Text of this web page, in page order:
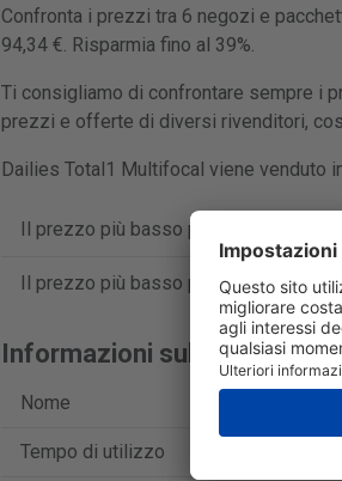
Confronta i prezzi tra 6 negozi e
94,34 €. Risparmia fino al 39%.
Ti consigliamo di confrontare sempre i
prezzi e offerte di diversi rivenditori,
Dailies Total1 Multifocal viene venduto
Il prezzo più basso per Dailies Total1
Il prezzo più basso per Dailies
Informazioni sul prodotto
Nome Dailies
Tempo di utilizzo Lente a